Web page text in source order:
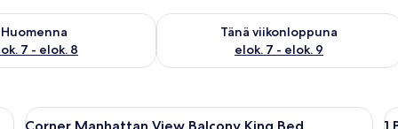
Huomenna
7 - elok. 8
saatavuus elok. 7 - elok. 8
Tänä viikonloppuna
elok. 7 - elok. 9
Tarkista tämän viikonlopun saatavuus
työpöytä ja tuoli.
Avaa
Hotellihuone, jossa on suuri ikkuna,
6
Corner Manhattan View Balcony King Bed 1